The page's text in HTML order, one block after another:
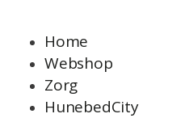
Home
Webshop
Zorg
HunebedCity